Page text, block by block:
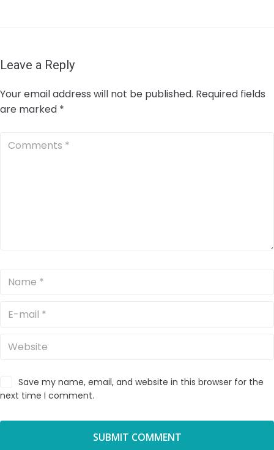
Leave a Reply
Your email address will not be published. Required fields
are marked *
Save my name, email, and website in this browser for the
next time I comment.